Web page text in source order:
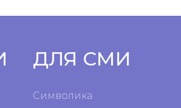
ДЛЯ СМИ
Символика